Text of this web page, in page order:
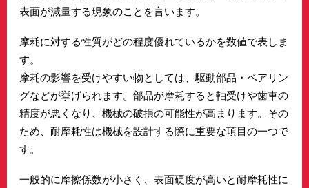
表面が減量する現象のことを言います。
摩耗に対する性質がどの程度優れているかを数値で表しま
す。
摩耗の影響を受けやすい物としては、駆動部品・ベアリン
グなどが挙げられます。部品が摩耗すると軸受けや歯車の
精度が悪くなり、機械の破損の可能性が高まります。その
ため、耐摩耗性は機械を設計する際に重要な項目の一つで
す。
一般的に摩擦係数が小さく、表面硬度が高いと耐摩耗性に